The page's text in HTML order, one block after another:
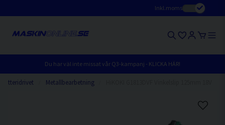
Inkl.moms
Du har väl inte missat vår Q3-kampanj - KLICKA HÄR!
Batteridrivet Metallbearbetning